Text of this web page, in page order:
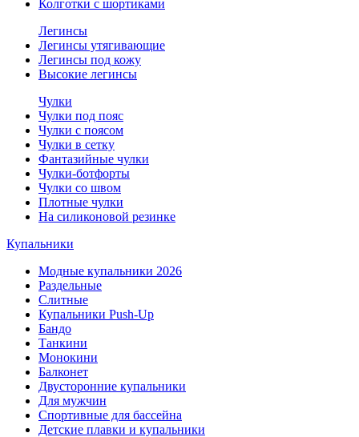
Колготки с шортиками
Легинсы
Легинсы утягивающие
Легинсы под кожу
Высокие легинсы
Чулки
Чулки под пояс
Чулки с поясом
Чулки в сетку
Фантазийные чулки
Чулки-ботфорты
Чулки со швом
Плотные чулки
На силиконовой резинке
Купальники
Модные купальники 2026
Раздельные
Слитные
Купальники Push-Up
Бандо
Танкини
Монокини
Балконет
Двусторонние купальники
Для мужчин
Спортивные для бассейна
Детские плавки и купальники